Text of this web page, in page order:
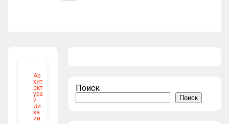
Ар
хит
ект
ура
и
ди
за
йн
Поиск
Поиск